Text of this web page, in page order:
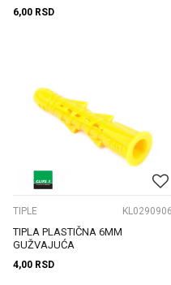
6,00 RSD
TIPLE KL0290906
TIPLA PLASTIČNA 6MM
GUŽVAJUĆA
4,00 RSD